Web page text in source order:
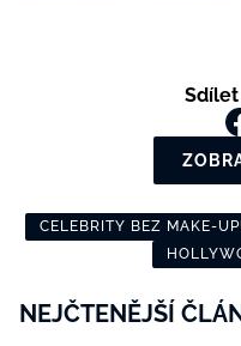
CELEBRITY BEZ MAKE-
NEJČTENĚJŠÍ